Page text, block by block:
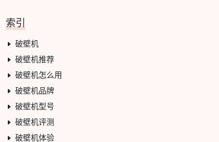
索引
破壁机
破壁机推荐
破壁机怎么用
破壁机品牌
破壁机型号
破壁机评测
破壁机体验